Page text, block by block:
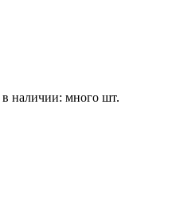
в наличии: много шт.